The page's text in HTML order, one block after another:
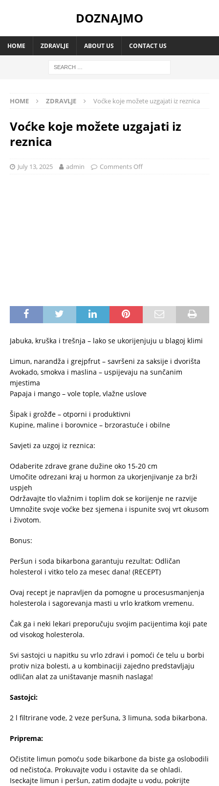
DOZNAJMO
HOME ZDRAVLJE ABOUT US CONTACT US
HOME ZDRAVLJE Voćke koje možete uzgajati iz reznica
Voćke koje možete uzgajati iz
reznica
July 13, 2025 admin Comments Off
Jabuka, kruška i trešnja – lako se ukorijenjuju u blagoj klimi
Limun, narandža i grejpfrut – savršeni za saksije i dvorišta
Avokado, smokva i maslina – uspijevaju na sunčanim
mjestima
Papaja i mango – vole tople, vlažne uslove
Šipak i grožđe – otporni i produktivni
Kupine, maline i borovnice – brzorastuće i obilne
Savjeti za uzgoj iz reznica:
Odaberite zdrave grane dužine oko 15-20 cm
Umočite odrezani kraj u hormon za ukorjenjivanje za brži
uspjeh
Održavajte tlo vlažnim i toplim dok se korijenje ne razvije
Umnožite svoje voćke bez sjemena i ispunite svoj vrt okusom
i životom.
Bonus:
Peršun i soda bikarbona garantuju rezultat: Odličan
holesterol i vitko telo za mesec dana! (RECEPT)
Ovaj recept je napravljen da pomogne u procesusmanjenja
holesterola i sagorevanja masti u vrlo kratkom vremenu.
Čak ga i neki lekari preporučuju svojim pacijentima koji pate
od visokog holesterola.
Svi sastojci u napitku su vrlo zdravi i pomoći će telu u borbi
protiv niza bolesti, a u kombinaciji zajedno predstavljaju
odličan alat za uništavanje masnih naslaga!
Sastojci:
2 l filtrirane vode, 2 veze peršuna, 3 limuna, soda bikarbona.
Priprema:
Očistite limun pomoću sode bikarbone da biste ga oslobodili
od nečistoća. Prokuvajte vodu i ostavite da se ohladi.
Iseckajte limun i peršun, zatim dodajte u vodu, pokrijte